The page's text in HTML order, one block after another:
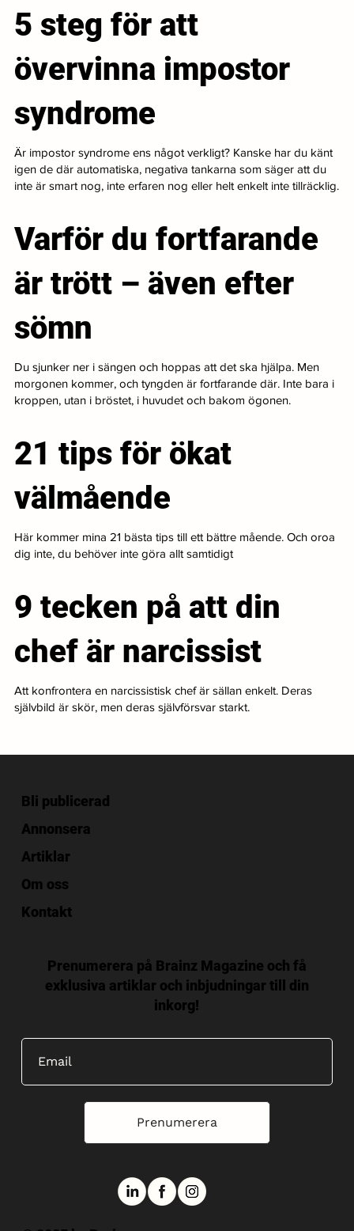
5 steg för att
övervinna impostor
syndrome
Är impostor syndrome ens något verkligt? Kanske har du känt
igen de där automatiska, negativa tankarna som säger att du
inte är smart nog, inte erfaren nog eller helt enkelt inte tillräcklig.
Varför du fortfarande
är trött – även efter
sömn
Du sjunker ner i sängen och hoppas att det ska hjälpa. Men
morgonen kommer, och tyngden är fortfarande där. Inte bara i
kroppen, utan i bröstet, i huvudet och bakom ögonen.
21 tips för ökat
välmående
Här kommer mina 21 bästa tips till ett bättre mående. Och oroa
dig inte, du behöver inte göra allt samtidigt
9 tecken på att din
chef är narcissist
Att konfrontera en narcissistisk chef är sällan enkelt. Deras
självbild är skör, men deras självförsvar starkt.
Bli publicerad
Annonsera
Artiklar
Om oss
Kontakt
Prenumerera på Brainz Magazine och få
exklusiva artiklar och inbjudningar till din
inkorg!
Prenumerera